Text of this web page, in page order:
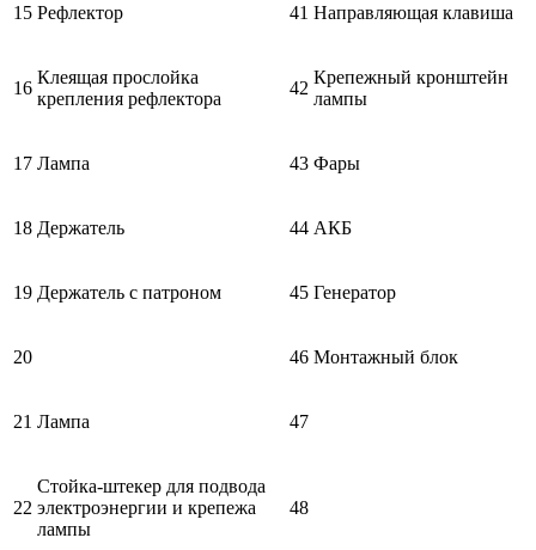
15 Рефлектор 41 Направляющая клавиша
16
Клеящая прослойка
крепления рефлектора
42
Крепежный кронштейн
лампы
17 Лампа 43 Фары
18 Держатель 44 АКБ
19 Держатель с патроном 45 Генератор
20 46 Монтажный блок
21 Лампа 47
22
Стойка-штекер для подвода
электроэнергии и крепежа
лампы
48